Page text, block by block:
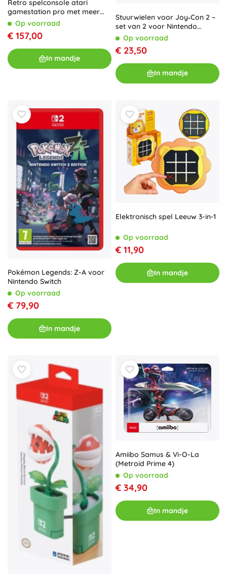
Retro spelconsole atari
gamestation pro met meer
dan 200 games
Op voorraad
€ 157,00
In mandje
Stuurwielen voor Joy‑Con 2 –
set van 2 voor Nintendo
Switch 2
Op voorraad
€ 23,50
In mandje
Pokémon Legends: Z-A voor
Nintendo Switch
Op voorraad
€ 79,90
In mandje
Elektronisch spel Leeuw 3-in-1
Op voorraad
€ 11,90
In mandje
Amiibo Samus & Vi-O-La
(Metroid Prime 4)
Op voorraad
€ 34,90
In mandje